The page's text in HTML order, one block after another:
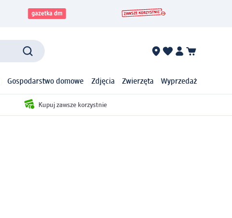
Gospodarstwo domowe Zdjęcia Zwierzęta Wyprzedaż
Kupuj zawsze korzystnie